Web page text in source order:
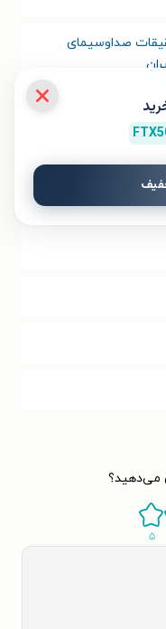
صداوسیمای
می‌دهید؟
۵